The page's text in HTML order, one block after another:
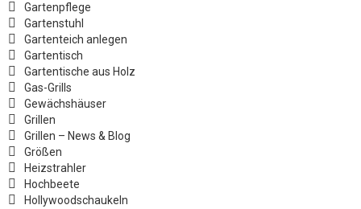
Gartenpflege
Gartenstuhl
Gartenteich anlegen
Gartentisch
Gartentische aus Holz
Gas-Grills
Gewächshäuser
Grillen
Grillen – News & Blog
Größen
Heizstrahler
Hochbeete
Hollywoodschaukeln